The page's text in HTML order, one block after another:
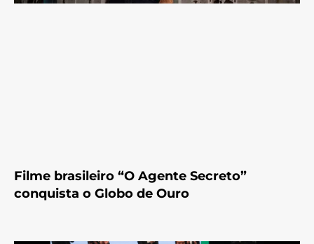
Filme brasileiro “O Agente Secreto”
conquista o Globo de Ouro